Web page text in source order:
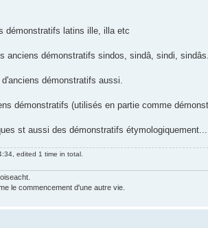
démonstratifs latins ille, illa etc
anciens démonstratifs sindos, sindâ, sindi,
démonstratifs aussi.
démonstratifs (utilisés en partie comme
st aussi des démonstratifs étymologiquement...
edited 1 time in total.
le commencement d'une autre vie.